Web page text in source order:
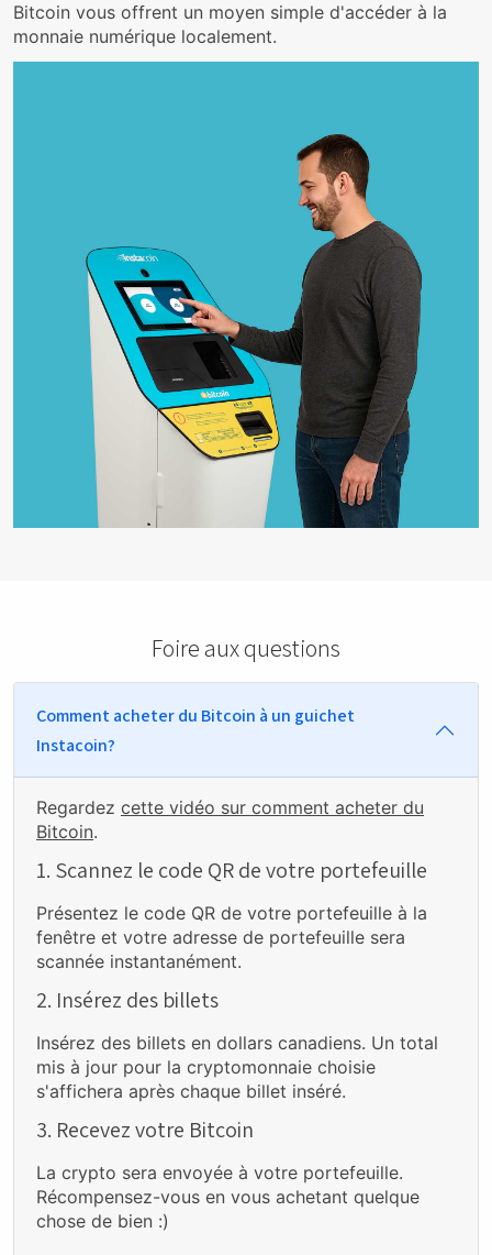
Bitcoin vous offrent un moyen simple d'accéder à la
monnaie numérique localement.
Foire aux questions
Comment acheter du Bitcoin à un guichet
Instacoin?
Regardez cette vidéo sur comment acheter du
Bitcoin.
1. Scannez le code QR de votre portefeuille
Présentez le code QR de votre portefeuille à la
fenêtre et votre adresse de portefeuille sera
scannée instantanément.
2. Insérez des billets
Insérez des billets en dollars canadiens. Un total
mis à jour pour la cryptomonnaie choisie
s'affichera après chaque billet inséré.
3. Recevez votre Bitcoin
La crypto sera envoyée à votre portefeuille.
Récompensez-vous en vous achetant quelque
chose de bien :)